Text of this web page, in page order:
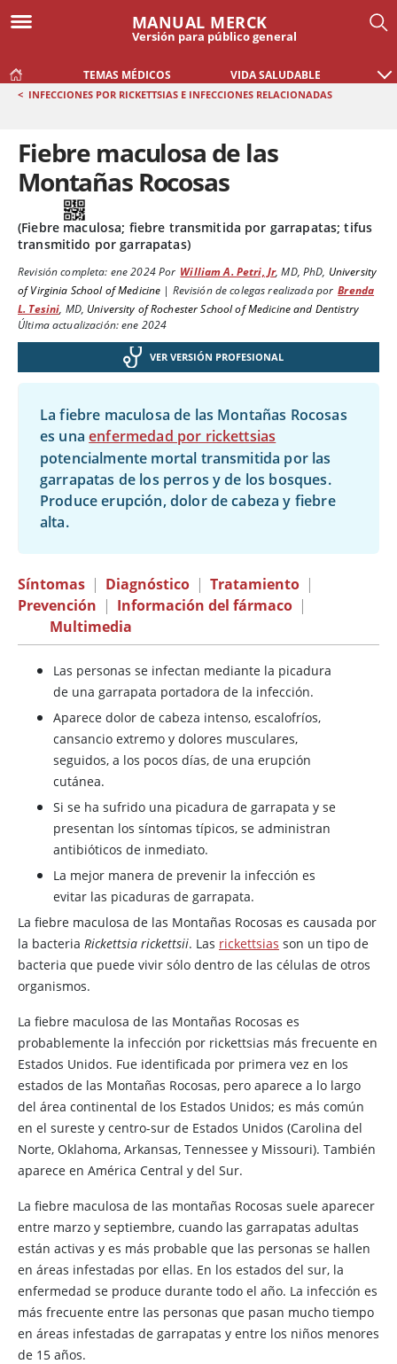
MANUAL MERCK
Versión para público general
TEMAS MÉDICOS VIDA SALUDABLE
< INFECCIONES POR RICKETTSIAS E INFECCIONES RELACIONADAS
Fiebre maculosa de las
Montañas Rocosas
(Fiebre maculosa; fiebre transmitida por garrapatas; tifus
transmitido por garrapatas)
Revisión completa: ene 2024Por William A. Petri, Jr,MD, PhD, University
of Virginia School of Medicine | Revisión de colegas realizada por Brenda
L. Tesini, MD, University of Rochester School of Medicine and Dentistry
Última actualización: ene 2024
VER VERSIÓN PROFESIONAL
La fiebre maculosa de las Montañas Rocosas
es unaenfermedad por rickettsias
potencialmente mortal transmitida por las
garrapatas de los perros y de los bosques.
Produce erupción, dolor de cabeza y fiebre
alta.
Síntomas | Diagnóstico | Tratamiento |
Prevención | Información del fármaco |
Multimedia
Las personas se infectan mediante la picadura
de una garrapata portadora de la infección.
Aparece dolor de cabeza intenso, escalofríos,
cansancio extremo y dolores musculares,
seguidos, a los pocos días, de una erupción
cutánea.
Si se ha sufrido una picadura de garrapata y se
presentan los síntomas típicos, se administran
antibióticos de inmediato.
La mejor manera de prevenir la infección es
evitar las picaduras de garrapata.
La fiebre maculosa de las Montañas Rocosas es causada por
la bacteria Rickettsia rickettsii. Las rickettsias son un tipo de
bacteria que puede vivir sólo dentro de las células de otros
organismos.
La fiebre maculosa de las Montañas Rocosas es
probablemente la infección por rickettsias más frecuente en
Estados Unidos. Fue identificada por primera vez en los
estados de las Montañas Rocosas, pero aparece a lo largo
del área continental de los Estados Unidos; es más común
en el sureste y centro-sur de Estados Unidos (Carolina del
Norte, Oklahoma, Arkansas, Tennessee y Missouri). También
aparece en América Central y del Sur.
La fiebre maculosa de las montañas Rocosas suele aparecer
entre marzo y septiembre, cuando las garrapatas adultas
están activas y es más probable que las personas se hallen
en áreas infestadas por ellas. En los estados del sur, la
enfermedad se produce durante todo el año. La infección es
más frecuente entre las personas que pasan mucho tiempo
en áreas infestadas de garrapatas y entre los niños menores
de 15 años.